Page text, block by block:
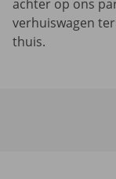
achter op ons
verhuiswagen
thuis.